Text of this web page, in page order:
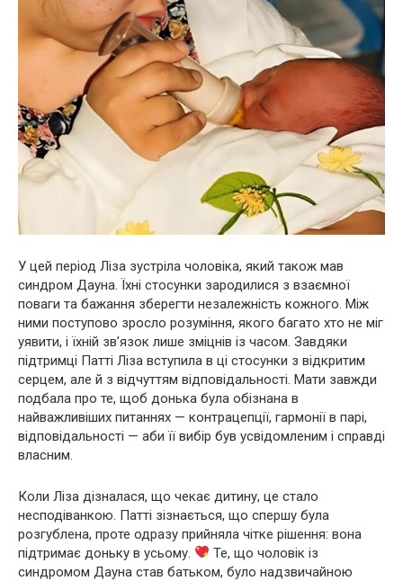
У цей період Ліза зустріла чоловіка, який також мав
синдром Дауна. Їхні стосунки зародилися з взаємної
поваги та бажання зберегти незалежність кожного. Між
ними поступово зросло розуміння, якого багато хто не міг
уявити, і їхній зв’язок лише зміцнів із часом. Завдяки
підтримці Патті Ліза вступила в ці стосунки з відкритим
серцем, але й з відчуттям відповідальності. Мати завжди
подбала про те, щоб донька була обізнана в
найважливіших питаннях — контрацепції, гармонії в парі,
відповідальності — аби її вибір був усвідомленим і справді
власним.
Коли Ліза дізналася, що чекає дитину, це стало
несподіванкою. Патті зізнається, що спершу була
розгублена, проте одразу прийняла чітке рішення: вона
підтримає доньку в усьому.
Те, що чоловік із
синдромом Дауна став батьком, було надзвичайною